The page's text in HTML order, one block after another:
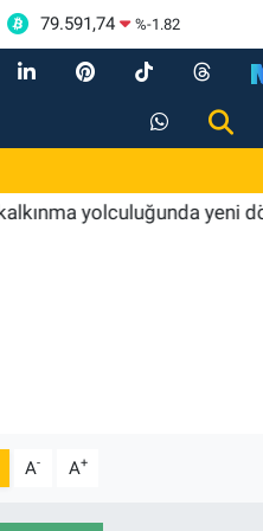
79.591,74 %-1.82
yolculuğunda yeni dönem
A- A+